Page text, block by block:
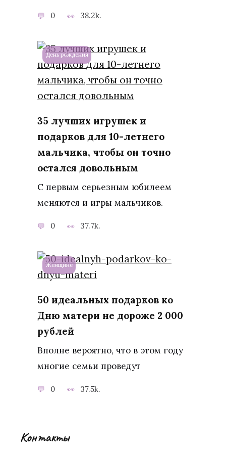
0 38.2k.
День рождения
35 лучших игрушек и
подарков для 10-летнего
мальчика, чтобы он точно
остался довольным
С первым серьезным юбилеем
меняются и игры мальчиков.
0 37.7k.
Женщине
50 идеальных подарков ко
Дню матери не дороже 2 000
рублей
Вполне вероятно, что в этом году
многие семьи проведут
0 37.5k.
Контакты